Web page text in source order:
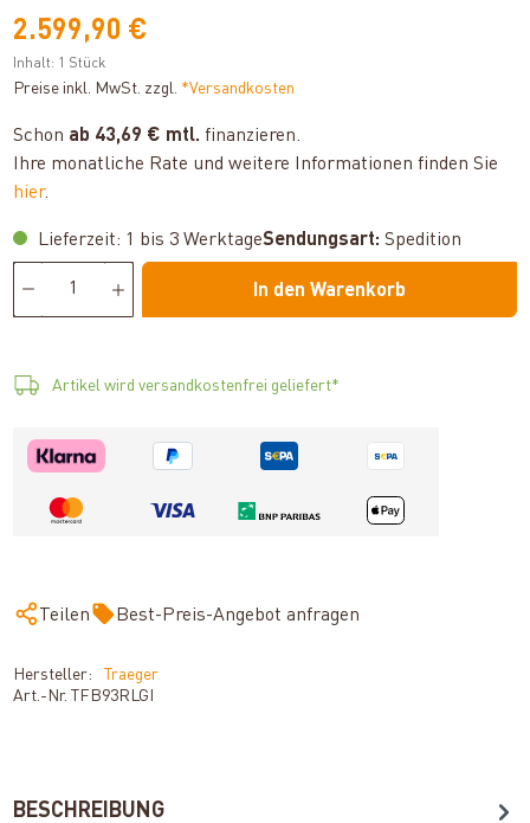
2.599,90 €
Inhalt: 1 Stück
Preise inkl. MwSt. zzgl. *Versandkosten
Schon ab 43,69 € mtl. finanzieren.
Ihre monatliche Rate und weitere Informationen finden Sie
hier.
Lieferzeit: 1 bis 3 WerktageSendungsart: Spedition
In den Warenkorb
Artikel wird versandkostenfrei geliefert*
Teilen Best-Preis-Angebot anfragen
Hersteller:
Traeger
Art.-Nr.TFB93RLGI
BESCHREIBUNG